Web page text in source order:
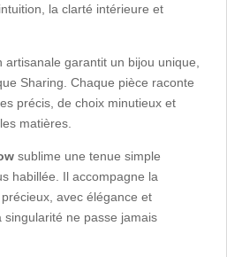
la clarté intérieure et
garantit un bijou unique,
Sharing. Chaque pièce raconte
précis, de choix minutieux et
matières.
sublime une tenue simple
habillée. Il accompagne la
avec élégance et
ne passe jamais